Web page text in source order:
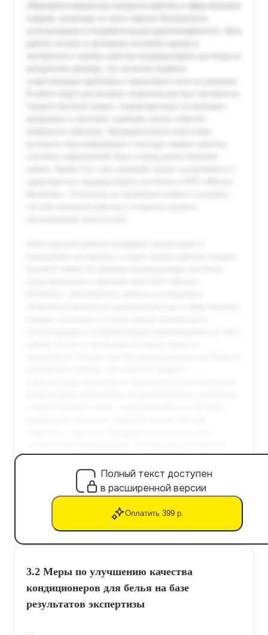
Полный текст доступен
в расширенной версии
Оплатить 399 р.
3.2 Меры по улучшению качества
кондиционеров для белья на базе
результатов экспертизы